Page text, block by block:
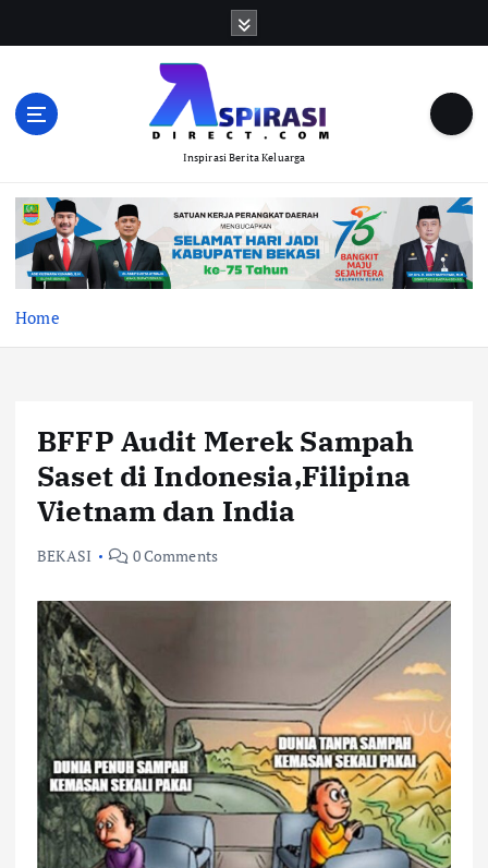
Inspirasi Berita Keluarga
Home
BFFP Audit Merek Sampah
Saset di Indonesia,Filipina
Vietnam dan India
BEKASI 0 Comments